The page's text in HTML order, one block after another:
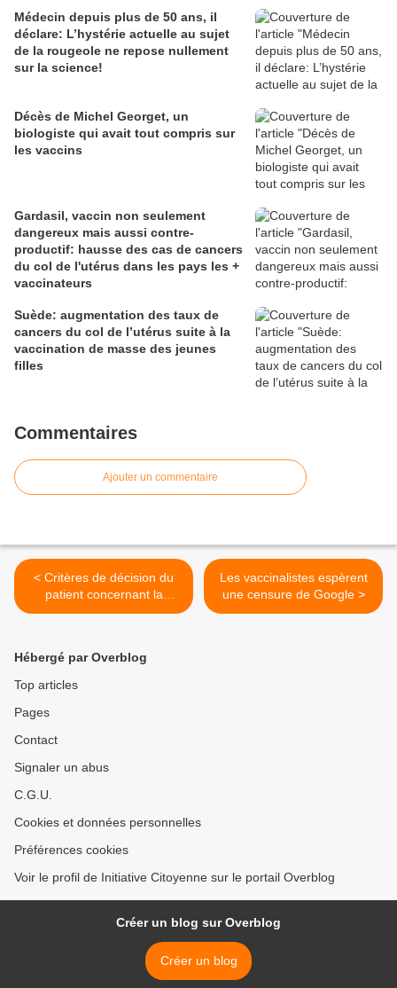
Médecin depuis plus de 50 ans, il
déclare: L’hystérie actuelle au sujet
de la rougeole ne repose nullement
sur la science!
Décès de Michel Georget, un
biologiste qui avait tout compris sur
les vaccins
Gardasil, vaccin non seulement
dangereux mais aussi contre-
productif: hausse des cas de cancers
du col de l'utérus dans les pays les +
vaccinateurs
Suède: augmentation des taux de
cancers du col de l’utérus suite à la
vaccination de masse des jeunes
filles
Commentaires
Ajouter un commentaire
< Critères de décision du
patient concernant la
vaccination contre la grippe
Les vaccinalistes espèrent
une censure de Google >
Hébergé par Overblog
Top articles
Pages
Contact
Signaler un abus
C.G.U.
Cookies et données personnelles
Préférences cookies
Voir le profil de Initiative Citoyenne sur le portail Overblog
Créer un blog sur Overblog
Créer un blog